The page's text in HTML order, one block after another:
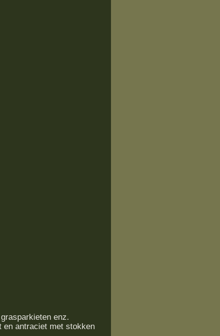
enz.
en antraciet met stokken